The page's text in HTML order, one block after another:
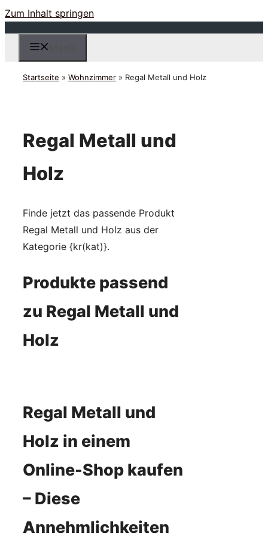
Zum Inhalt springen
Startseite » Wohnzimmer » Regal Metall und Holz
Regal Metall und
Holz
Finde jetzt das passende Produkt
Regal Metall und Holz aus der
Kategorie {kr(kat)}.
Produkte passend
zu Regal Metall und
Holz
Regal Metall und
Holz in einem
Online-Shop kaufen
– Diese
Annehmlichkeiten